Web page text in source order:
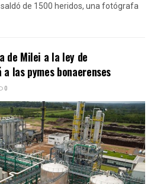
de 1500 heridos, una fotógrafa
de Milei a la ley de
las pymes bonaerenses
0